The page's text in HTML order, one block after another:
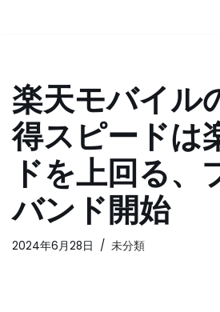
テ
ン
ツ
へ
ス
プ
楽天モバイル
得スピードは
ドを上回る、
バンド開始
2024年6月28日 未分類